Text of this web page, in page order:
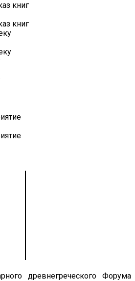
книг
книг
древнегреческого Форума